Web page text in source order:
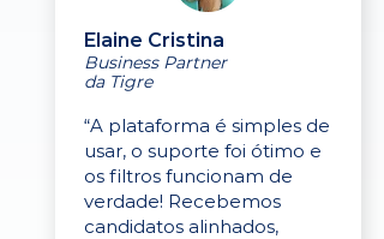
Elaine Cristina
Business Partner
da Tigre
“A plataforma é simples de
usar, o suporte foi ótimo e
os filtros funcionam de
verdade! Recebemos
candidatos alinhados,